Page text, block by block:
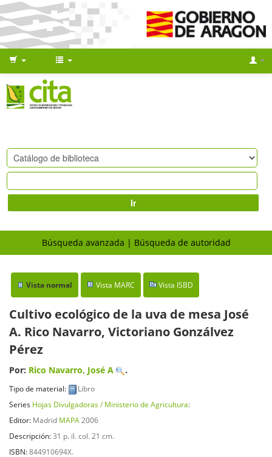
Ir
Búsqueda avanzada Búsqueda de autoridad
Vista normal Vista MARC Vista ISBD
Cultivo ecológico de la uva de mesa José
A. Rico Navarro, Victoriano Gonzálvez
Pérez
Por: Rico Navarro, José A .
Tipo de material:
Libro
Series Hojas Divulgadoras / Ministerio de Agricultura:
Editor: Madrid MAPA 2006
Descripción: 31 p. il. col. 21 cm.
ISBN:844910694X.